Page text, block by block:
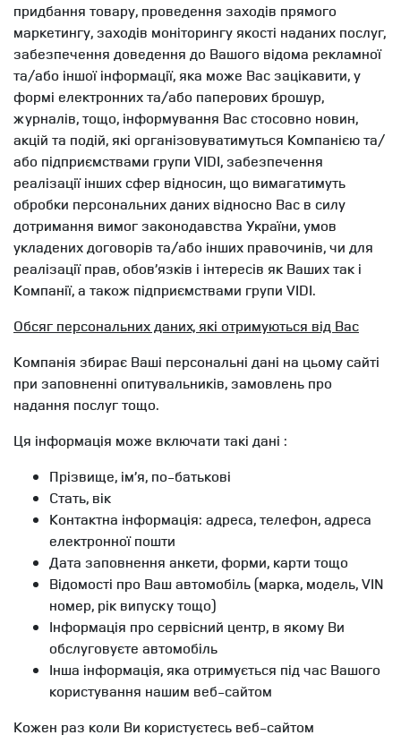
придбання товару, проведення заходів прямого
маркетингу, заходів моніторингу якості наданих послуг,
забезпечення доведення до Вашого відома рекламної
та/або іншої інформації, яка може Вас зацікавити, у
формі електронних та/або паперових брошур,
журналів, тощо, інформування Вас стосовно новин,
акцій та подій, які організовуватимуться Компанією та/
або підприємствами групи VIDI, забезпечення
реалізації інших сфер відносин, що вимагатимуть
обробки персональних даних відносно Вас в силу
дотримання вимог законодавства України, умов
укладених договорів та/або інших правочинів, чи для
реалізації прав, обов’язків і інтересів як Ваших так і
Компанії, а також підприємствами групи VIDI.
Обсяг персональних даних, які отримуються від Вас
Компанія збирає Ваші персональні дані на цьому сайті
при заповненні опитувальників, замовлень про
надання послуг тощо.
Ця інформація може включати такі дані :
Прізвище, ім’я, по-батькові
Стать, вік
Контактна інформація: адреса, телефон, адреса
електронної пошти
Дата заповнення анкети, форми, карти тощо
Відомості про Ваш автомобіль (марка, модель, VIN
номер, рік випуску тощо)
Інформація про сервісний центр, в якому Ви
обслуговуєте автомобіль
Інша інформація, яка отримується під час Вашого
користування нашим веб-сайтом
Кожен раз коли Ви користуєтесь веб-сайтом